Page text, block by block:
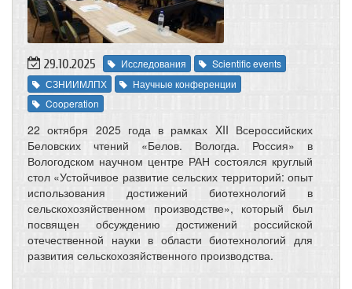
29.10.2025 Исследования
Scientific events
СЗНИИМЛПХ
Научные конференции
Cooperation
22 октября 2025 года в рамках XII Всероссийских
Беловских чтений «Белов. Вологда. Россия» в
Вологодском научном центре РАН состоялся круглый
стол «Устойчивое развитие сельских территорий: опыт
использования достижений биотехнологий в
сельскохозяйственном производстве», который был
посвящен обсуждению достижений российской
отечественной науки в области биотехнологий для
развития сельскохозяйственного производства.